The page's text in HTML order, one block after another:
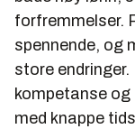
forfremmelser.
spennende, og
store
kompetanse og
med knappe